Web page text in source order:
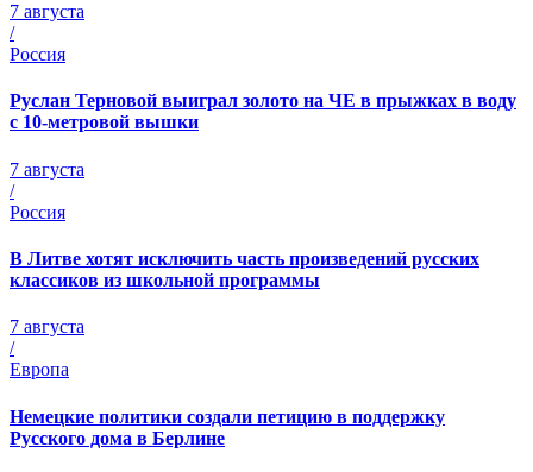
7 августа
/
Россия
Руслан Терновой выиграл золото на ЧЕ в прыжках в воду
с 10-метровой вышки
7 августа
/
Россия
В Литве хотят исключить часть произведений русских
классиков из школьной программы
7 августа
/
Европа
Немецкие политики создали петицию в поддержку
Русского дома в Берлине